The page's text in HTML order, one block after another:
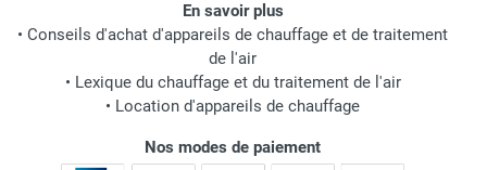
En savoir plus
• Conseils d'achat d'appareils de chauffage et de traitement
de l'air
• Lexique du chauffage et du traitement de l'air
• Location d'appareils de chauffage
Nos modes de paiement